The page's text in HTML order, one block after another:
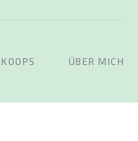
KOOPS ÜBER MICH